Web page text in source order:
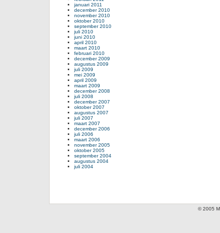
januari 2011
december 2010
november 2010
oktober 2010
september 2010
juli 2010
juni 2010
april 2010
maart 2010
februari 2010
december 2009
augustus 2009
juli 2009
mei 2009
april 2009
maart 2009
december 2008
juli 2008
december 2007
oktober 2007
augustus 2007
juli 2007
maart 2007
december 2006
juli 2006
maart 2006
november 2005
oktober 2005
september 2004
augustus 2004
juli 2004
© 2005